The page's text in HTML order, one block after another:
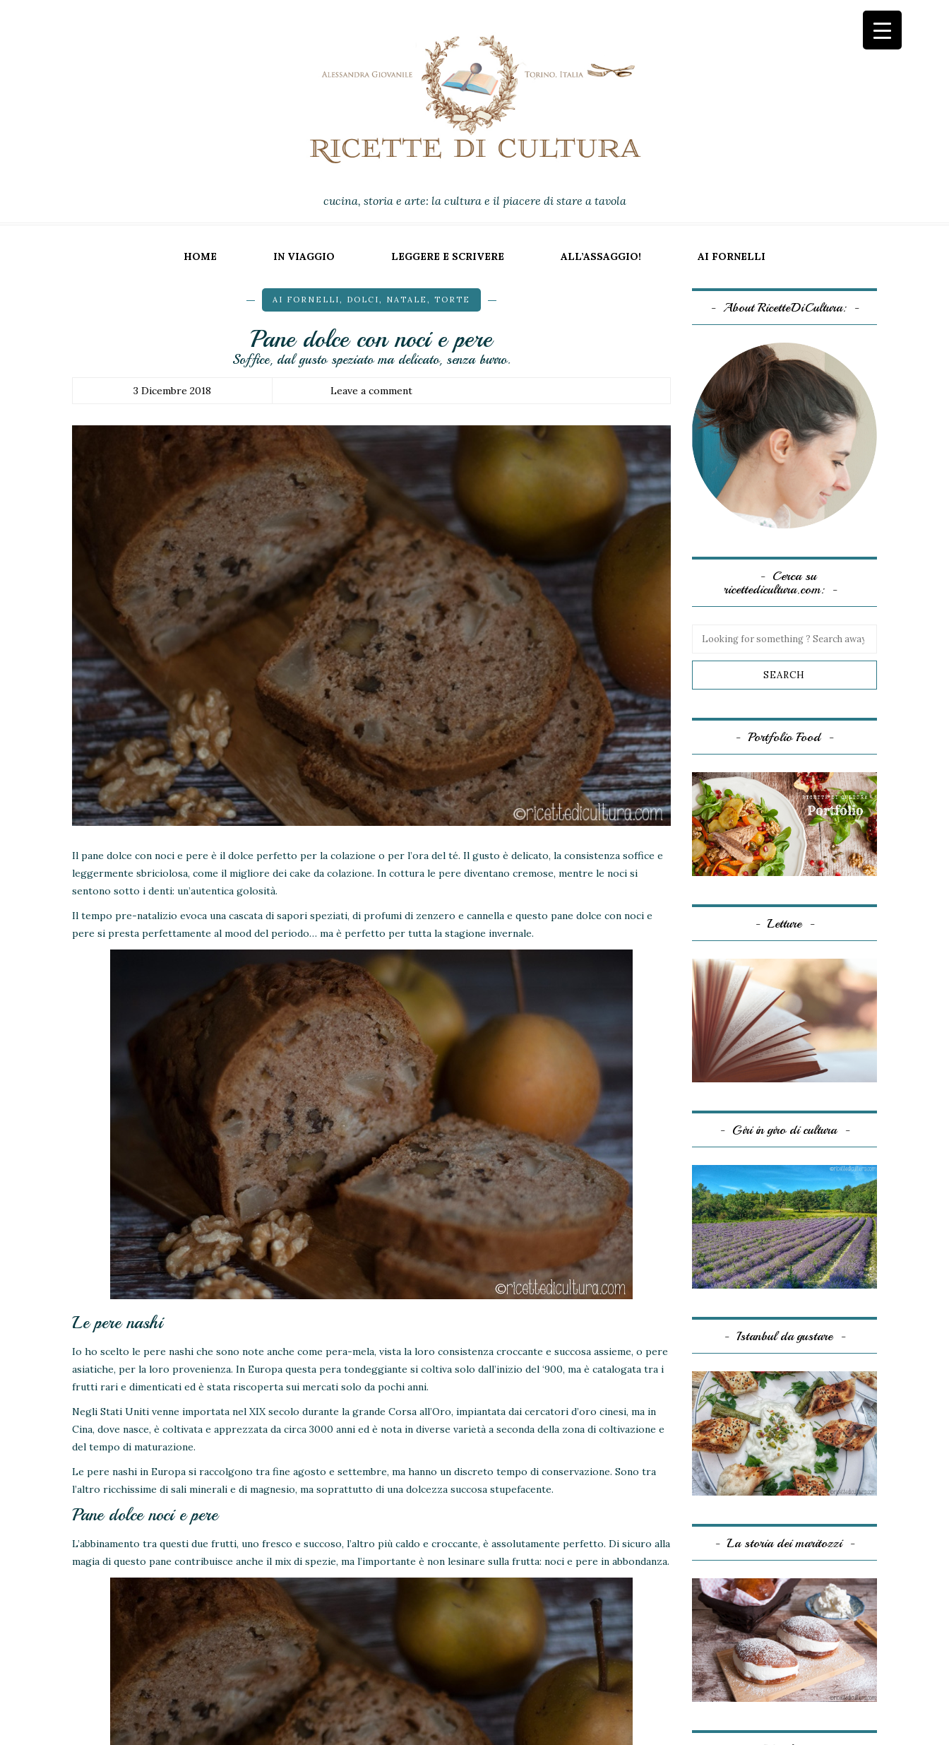
cucina, storia e arte: la cultura e il piacere di stare a tavola
HOME IN VIAGGIO LEGGERE E SCRIVERE ALL’ASSAGGIO! AI FORNELLI
AI FORNELLI, DOLCI, NATALE , TORTE
Pane dolce con noci e pere
Soffice, dal gusto speziato ma delicato, senza burro.
3 Dicembre 2018 Leave a comment
Il pane dolce con noci e pere è il dolce perfetto per la colazione o per l’ora del té. Il gusto è delicato, la consistenza soffice e
leggermente sbriciolosa, come il migliore dei cake da colazione. In cottura le pere diventano cremose, mentre le noci si
sentono sotto i denti: un’autentica golosità.
Il tempo pre-natalizio evoca una cascata di sapori speziati, di profumi di zenzero e cannella e questo pane dolce con noci e
pere si presta perfettamente al mood del periodo… ma è perfetto per tutta la stagione invernale.
Le pere nashi
Io ho scelto le pere nashi che sono note anche come pera-mela, vista la loro consistenza croccante e succosa assieme, o pere
asiatiche, per la loro provenienza. In Europa questa pera tondeggiante si coltiva solo dall’inizio del ‘900, ma è catalogata tra i
frutti rari e dimenticati ed è stata riscoperta sui mercati solo da pochi anni.
Negli Stati Uniti venne importata nel XIX secolo durante la grande Corsa all’Oro, impiantata dai cercatori d’oro cinesi, ma in
Cina, dove nasce, è coltivata e apprezzata da circa 3000 anni ed è nota in diverse varietà a seconda della zona di coltivazione e
del tempo di maturazione.
Le pere nashi in Europa si raccolgono tra fine agosto e settembre, ma hanno un discreto tempo di conservazione. Sono tra
l’altro ricchissime di sali minerali e di magnesio, ma soprattutto di una dolcezza succosa stupefacente.
Pane dolce noci e pere
L’abbinamento tra questi due frutti, uno fresco e succoso, l’altro più caldo e croccante, è assolutamente perfetto. Di sicuro alla
magia di questo pane contribuisce anche il mix di spezie, ma l’importante è non lesinare sulla frutta: noci e pere in abbondanza.
About RicetteDiCultura:
Cerca su
ricettedicultura.com:
Portfolio Food
Letture
Giri in giro di cultura
Istanbul da gustare
La storia dei maritozzi